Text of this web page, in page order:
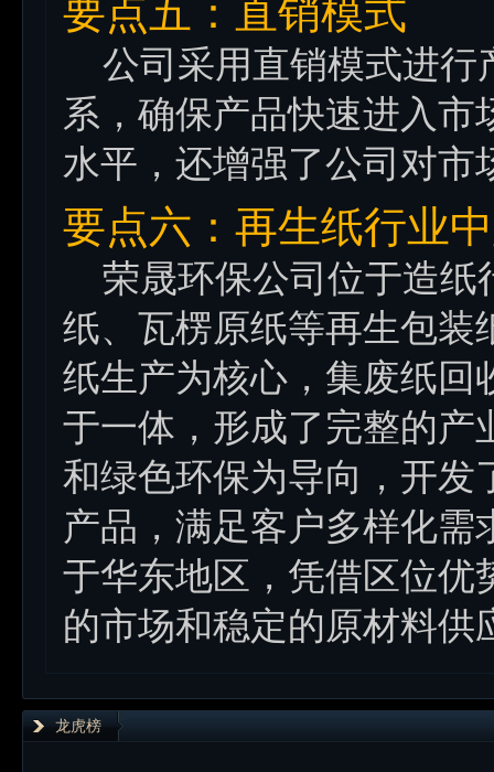
要点五：直销模式
公司采用直销模式进行
系，确保产品快速进入
水平，还增强了公司对市
要点六：再生纸行业
荣晟环保公司位于造纸
纸、瓦楞原纸等再生包装
纸生产为核心，集废纸回
于一体，形成了完整的产
和绿色环保为导向，开发
产品，满足客户多样化
于华东地区，凭借区位优
的市场和稳定的原材料
龙虎榜